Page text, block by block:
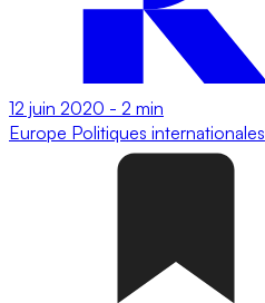
12 juin 2020 - 2 min
Europe Politiques internationales